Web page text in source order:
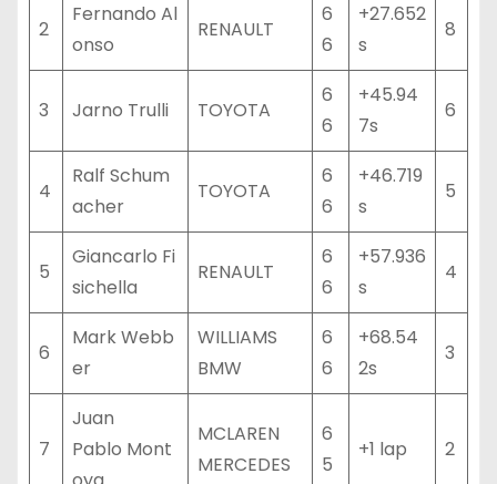
2
Fernando Al
onso
RENAULT
6
6
+27.652
s
8
3 Jarno Trulli TOYOTA
6
6
+45.94
7s
6
4
Ralf Schum
acher
TOYOTA
6
6
+46.719
s
5
5
Giancarlo Fi
sichella
RENAULT
6
6
+57.936
s
4
6
Mark Webb
er
WILLIAMS
BMW
6
6
+68.54
2s
3
7
Juan
Pablo Mont
MCLAREN
MERCEDES
6
5
+1 lap 2